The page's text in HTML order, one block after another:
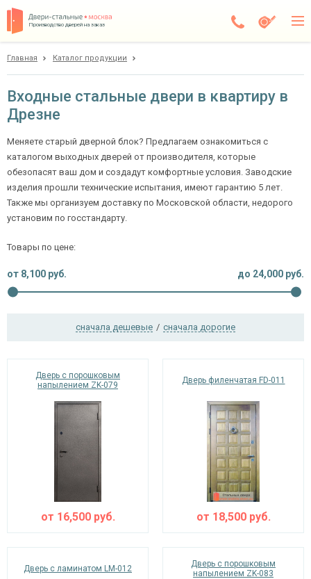
Производство дверей на заказ
Доставка
Установка
Галерея
Акции
О компании
+7 (495) 409-24-70
Главная Каталог продукции
Входные стальные двери в квартиру в
Дрезне
Меняете старый дверной блок? Предлагаем ознакомиться с
каталогом выходных дверей от производителя, которые
обезопасят ваш дом и создадут комфортные условия. Заводские
изделия прошли технические испытания, имеют гарантию 5 лет.
Также мы организуем доставку по Московской области, недорого
установим по госстандарту.
Товары по цене:
от 8,100 руб. до 24,000 руб.
сначала дешевые / сначала дорогие
Дверь с порошковым
напылением ZK-079
от 16,500руб.
Дверь филенчатая FD-011
от 18,500руб.
Дверь с ламинатом LM-012
Дверь с порошковым
напылением ZK-083